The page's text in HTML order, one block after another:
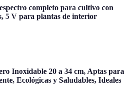
completo para cultivo con
5 V para plantas de interior
Inoxidable 20 a 34 cm, Aptas para
Ecológicas y Saludables, Ideales